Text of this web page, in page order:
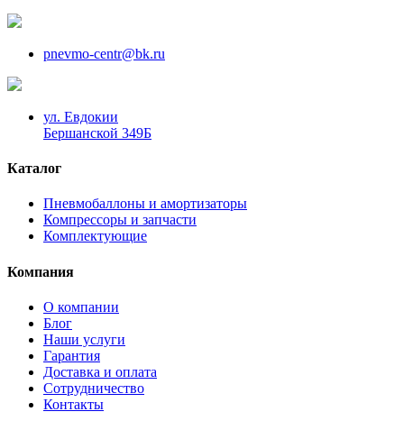
pnevmo-centr@bk.ru
ул. Евдокии
Бершанской 349Б
Каталог
Пневмобаллоны и амортизаторы
Компрессоры и запчасти
Комплектующие
Компания
О компании
Блог
Наши услуги
Гарантия
Доставка и оплата
Сотрудничество
Контакты